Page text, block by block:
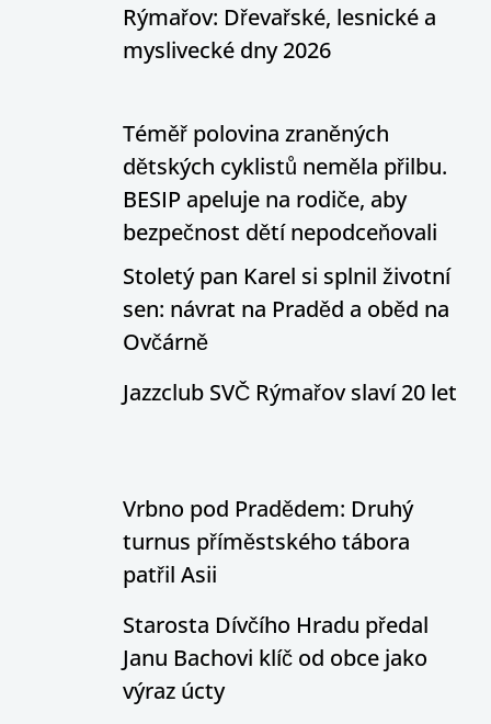
Rýmařov: Dřevařské, lesnické a
myslivecké dny 2026
Téměř polovina zraněných
dětských cyklistů neměla přilbu.
BESIP apeluje na rodiče, aby
bezpečnost dětí nepodceňovali
Stoletý pan Karel si splnil životní
sen: návrat na Praděd a oběd na
Ovčárně
Jazzclub SVČ Rýmařov slaví 20 let
Vrbno pod Pradědem: Druhý
turnus příměstského tábora
patřil Asii
Starosta Dívčího Hradu předal
Janu Bachovi klíč od obce jako
výraz úcty